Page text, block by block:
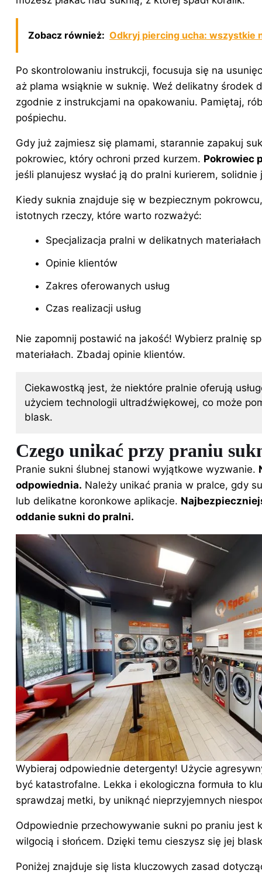
Zobacz również: Odkryj piercing ucha: wszystkie
Po skontrolowaniu instrukcji, focusuja się na
aż plama wsiąknie w suknię. Weź delikatny środek
zgodnie z instrukcjami na opakowaniu. Pamiętaj,
pośpiechu.
Gdy już zajmiesz się plamami, starannie zapakuj
pokrowiec, który ochroni przed kurzem. Pokrowiec
jeśli planujesz wysłać ją do pralni kurierem, solidnie
Kiedy suknia znajduje się w bezpiecznym
istotnych rzeczy, które warto rozważyć:
Specjalizacja pralni w delikatnych materiałach
Opinie klientów
Zakres oferowanych usług
Czas realizacji usług
Nie zapomnij postawić na jakość! Wybierz pralnię
materiałach. Zbadaj opinie klientów.
Ciekawostką jest, że niektóre pralnie oferują
użyciem technologii ultradźwiękowej, co może
blask.
Czego unikać przy praniu
Pranie sukni ślubnej stanowi wyjątkowe wyzwanie.
odpowiednia. Należy unikać prania w pralce, gdy
lub delikatne koronkowe aplikacje.
oddanie sukni do pralni.
Wybieraj odpowiednie detergenty! Użycie
być katastrofalne. Lekka i ekologiczna formuła to
sprawdzaj metki, by uniknąć nieprzyjemnych
Odpowiednie przechowywanie sukni po praniu jest
wilgocią i słońcem. Dzięki temu cieszysz się jej
Poniżej znajduje się lista kluczowych zasad